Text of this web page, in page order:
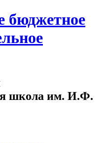
бюджетное
школа им. И.Ф.